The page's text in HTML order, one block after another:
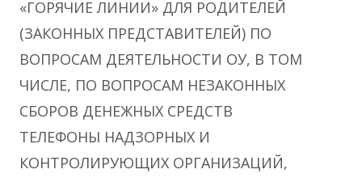
«ГОРЯЧИЕ ЛИНИИ» ДЛЯ РОДИТЕЛЕЙ
(ЗАКОННЫХ ПРЕДСТАВИТЕЛЕЙ) ПО
ВОПРОСАМ ДЕЯТЕЛЬНОСТИ ОУ, В ТОМ
ЧИСЛЕ, ПО ВОПРОСАМ НЕЗАКОННЫХ
СБОРОВ ДЕНЕЖНЫХ СРЕДСТВ
ТЕЛЕФОНЫ НАДЗОРНЫХ И
КОНТРОЛИРУЮЩИХ ОРГАНИЗАЦИЙ,